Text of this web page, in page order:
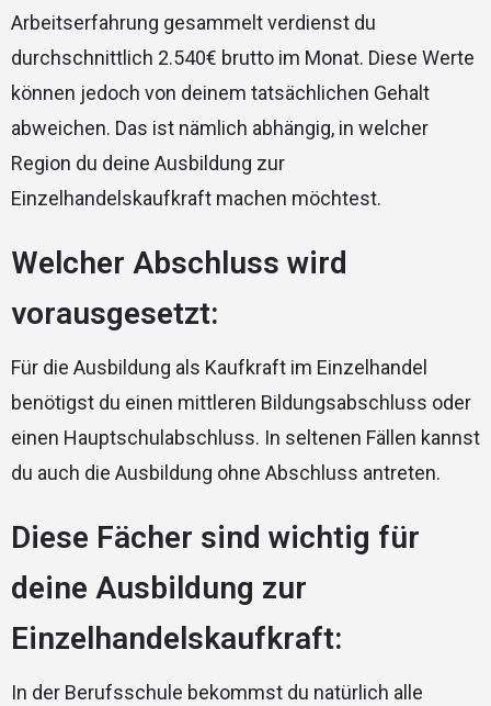
Arbeitserfahrung gesammelt verdienst du
durchschnittlich 2.540€ brutto im Monat. Diese Werte
können jedoch von deinem tatsächlichen Gehalt
abweichen. Das ist nämlich abhängig, in welcher
Region du deine Ausbildung zur
Einzelhandelskaufkraft machen möchtest.
Welcher Abschluss wird
vorausgesetzt:
Für die Ausbildung als Kaufkraft im Einzelhandel
benötigst du einen mittleren Bildungsabschluss oder
einen Hauptschulabschluss. In seltenen Fällen kannst
du auch die Ausbildung ohne Abschluss antreten.
Diese Fächer sind wichtig für
deine Ausbildung zur
Einzelhandelskaufkraft:
In der Berufsschule bekommst du natürlich alle